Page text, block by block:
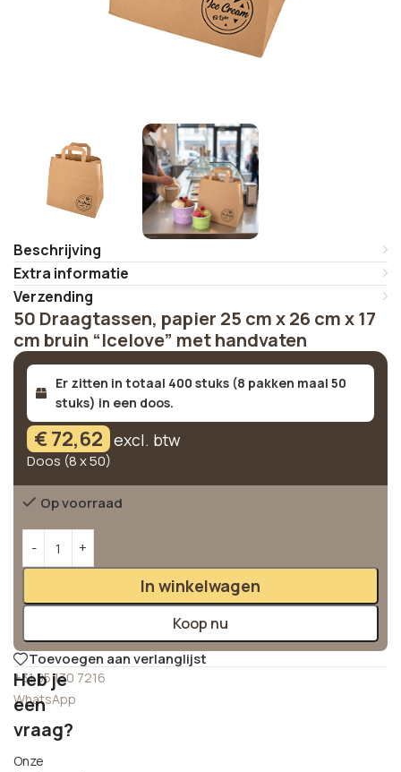
Beschrijving
Extra informatie
Verzending
50 Draagtassen, papier 25 cm x 26 cm x 17
cm bruin “Icelove” met handvaten
Er zitten in totaal 400 stuks (8 pakken maal 50
stuks) in een doos.
€72,62 excl. btw
Doos (8 x 50)
Op voorraad
In winkelwagen
Koop nu
Toevoegen aan verlanglijst
+31 85 130 7216
WhatsApp
Heb je
een
vraag?
Onze